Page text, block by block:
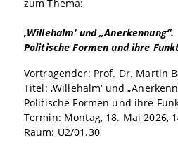
zum Thema:
‚Willehalm‘ und „Anerkennung“.
Politische Formen und ihre
Vortragender: Prof. Dr. Martin
Titel: ‚Willehalm‘ und
Politische Formen und ihre
Termin: Montag, 18. Mai 2026,
Raum: U2/01.30